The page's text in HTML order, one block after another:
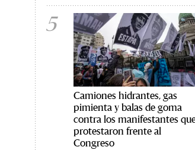
5
Camiones hidrantes, gas
pimienta y balas de goma
contra los manifestantes
protestaron frente al
Congreso